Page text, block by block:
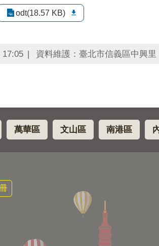
odt(18.57 KB)
17:05 資料維護：臺北市信義區中興里
萬華區 文山區 南港區